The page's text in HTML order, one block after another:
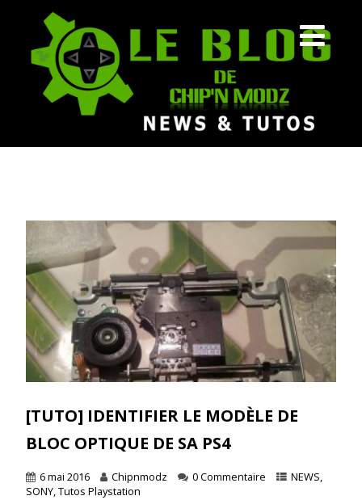
[TUTO] IDENTIFIER LE MODÈLE DE
BLOC OPTIQUE DE SA PS4
6 mai 2016 Chipnmodz 0 Commentaire NEWS,
SONY,Tutos Playstation